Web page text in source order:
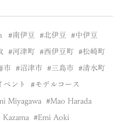
南伊豆 北伊豆 中伊豆
河津町 西伊豆町 松崎町
市 沼津市 三島市 清水町
ベント モデルコース
Miyagawa Mao Harada
Emi Aoki